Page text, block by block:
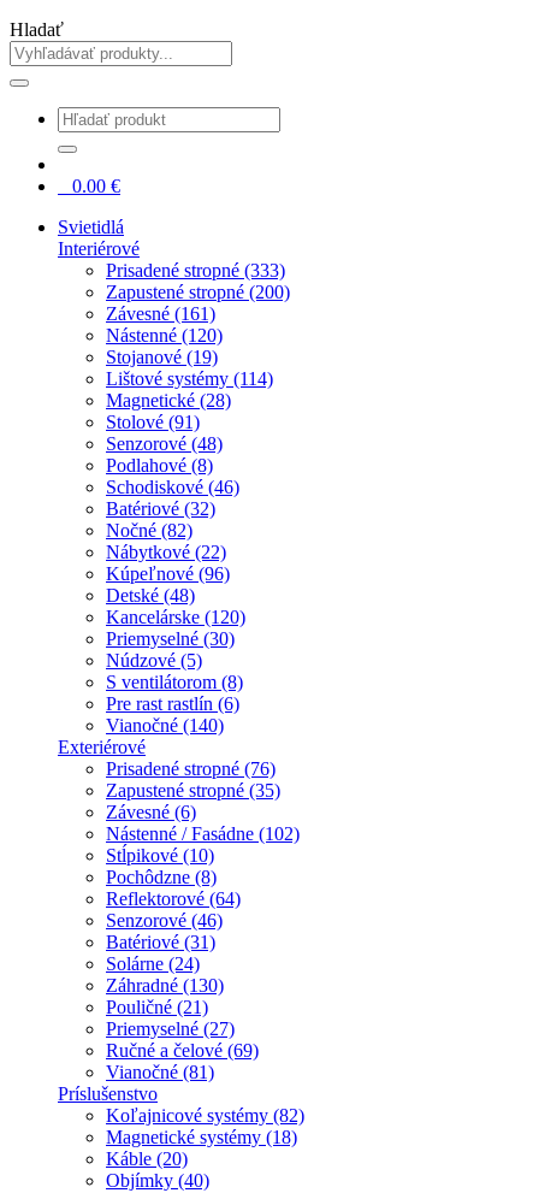
Hladať
0.00 €
Svietidlá
Interiérové
Prisadené stropné (333)
Zapustené stropné (200)
Závesné (161)
Nástenné (120)
Stojanové (19)
Lištové systémy (114)
Magnetické (28)
Stolové (91)
Senzorové (48)
Podlahové (8)
Schodiskové (46)
Batériové (32)
Nočné (82)
Nábytkové (22)
Kúpeľnové (96)
Detské (48)
Kancelárske (120)
Priemyselné (30)
Núdzové (5)
S ventilátorom (8)
Pre rast rastlín (6)
Vianočné (140)
Exteriérové
Prisadené stropné (76)
Zapustené stropné (35)
Závesné (6)
Nástenné / Fasádne (102)
Stĺpikové (10)
Pochôdzne (8)
Reflektorové (64)
Senzorové (46)
Batériové (31)
Solárne (24)
Záhradné (130)
Pouličné (21)
Priemyselné (27)
Ručné a čelové (69)
Vianočné (81)
Príslušenstvo
Koľajnicové systémy (82)
Magnetické systémy (18)
Káble (20)
Objímky (40)